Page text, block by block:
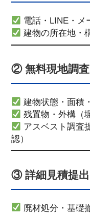
電話・LINE・メ
建物の所在地・
② 無料現地調査
建物状態・面積
残置物・外構（
アスベスト調査
認）
③ 詳細見積提出
廃材処分・基礎